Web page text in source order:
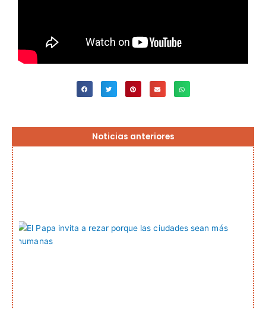
Noticias anteriores
Página
PáginaPáginaPágina
Página